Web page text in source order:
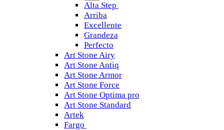
Alta Step
Arriba
Excellente
Grandeza
Perfecto
Art Stone Airy
Art Stone Antiq
Art Stone Armor
Art Stone Force
Art Stone Optima pro
Art Stone Standard
Artek
Fargo